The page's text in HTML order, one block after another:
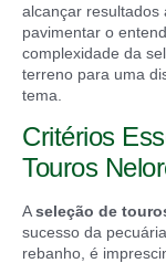
alcançar resultados
pavimentar o
complexidade da
terreno para uma
tema.
Critérios
Touros
Aseleção de
sucesso da
rebanho, é